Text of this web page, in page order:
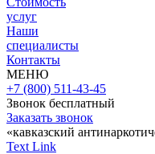
услуг
Наши
специалисты
Контакты
МЕНЮ
+7 (800) 511-43-45
Звонок бесплатный
Заказать звонок
«кавказский
Text Link